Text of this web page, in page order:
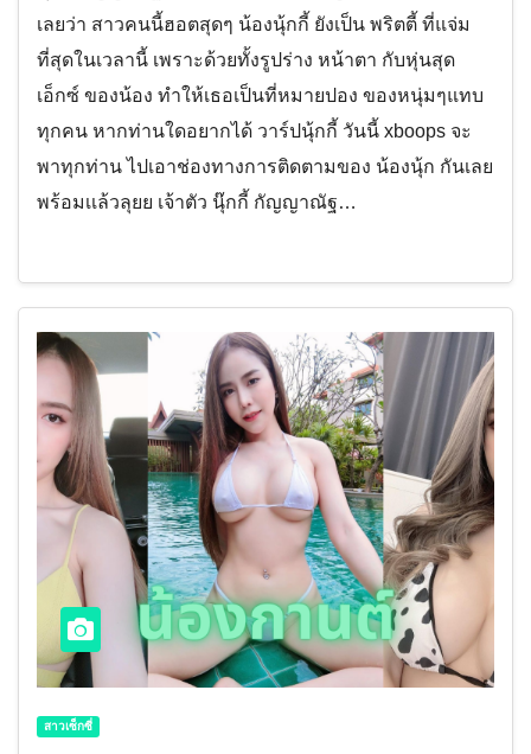
เลยว่า สาวคนนี้ฮอตสุดๆ น้องนุ้กกี้ ยังเป็น พริตตี้ ที่แจ่ม
ที่สุดในเวลานี้ เพราะด้วยทั้งรูปร่าง หน้าตา กับหุ่นสุด
เอ็กซ์ ของน้อง ทำให้เธอเป็นที่หมายปอง ของหนุ่มๆแทบ
ทุกคน หากท่านใดอยากได้ วาร์ปนุ้กกี้ วันนี้ xboops จะ
พาทุกท่าน ไปเอาช่องทางการติดตามของ น้องนุ้ก กันเลย
พร้อมเเล้วลุยย เจ้าตัว นุ๊กกี้ กัญญาณัฐ…
สาวเซ็กซี่